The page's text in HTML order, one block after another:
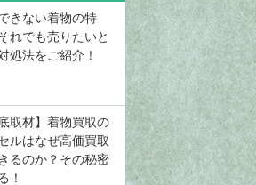
2018年12月12日
きない着物の特
れでも売りたいと
処法をご紹介！
底取材】着物買取の
ルはなぜ高価買取
るのか？その秘密
！